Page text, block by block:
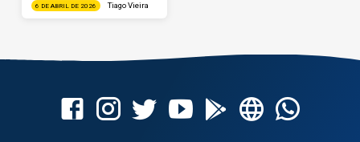
6 DE ABRIL DE 2026 Tiago Vieira